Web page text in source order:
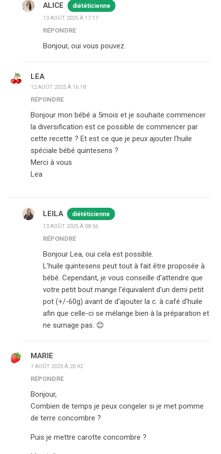
ALICE diététicienne
13 AOÛT 2025 À 17:17
RÉPONDRE
Bonjour, oui vous pouvez.
LEA
12 AOÛT 2025 À 16:18
RÉPONDRE
Bonjour mon bébé a 5mois et je souhaite commencer
la diversification est ce possible de commencer par
cette recette ? Et est ce que je peux ajouter l’huile
spéciale bébé quintesens ?
Merci à vous
Lea
LEILA diététicienne
13 AOÛT 2025 À 08:56
RÉPONDRE
Bonjour Lea, oui cela est possible.
L'huile quintesens peut tout à fait être proposée à
bébé. Cependant, je vous conseille d'attendre que
votre petit bout mange l'équivalent d'un demi petit
pot (+/-60g) avant de d'ajouter la c. à café d'huile
afin que celle-ci se mélange bien à la préparation et
ne surnage pas. 😊
MARIE
7 AOÛT 2025 À 20:42
RÉPONDRE
Bonjour,
Combien de temps je peux congeler si je met pomme
de terre concombre ?
Puis je mettre carotte concombre ?